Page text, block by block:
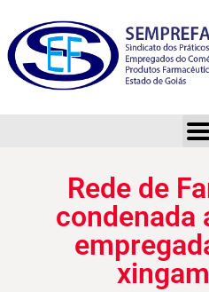
Rede de
condenada